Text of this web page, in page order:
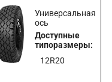
Универсальная
ось
Доступные
типоразмеры:
12R20